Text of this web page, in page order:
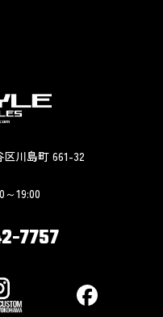
川島町 661-32
19:00
7757